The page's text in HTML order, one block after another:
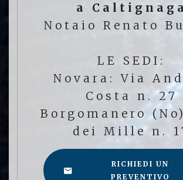
a Caltignaga
Notaio Renato
LE SEDI:
Novara: Via
Costa n. 27
Borgomanero
dei Mille n.
RICHIEDI UN
PREVENTIVO